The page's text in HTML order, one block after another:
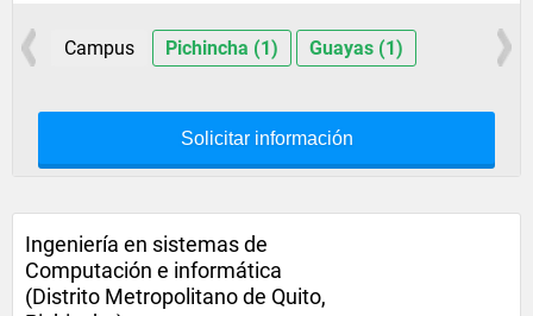
Campus Pichincha (1) Guayas (1)
Solicitar información
Ingeniería en sistemas de
Computación e informática
(Distrito Metropolitano de Quito,